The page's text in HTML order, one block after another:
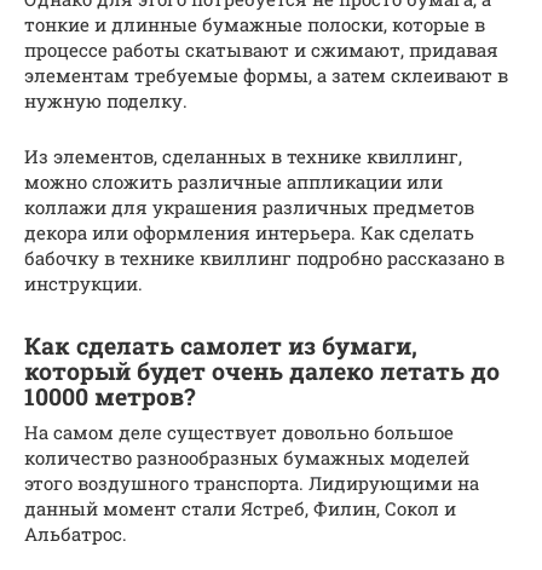
тонкие и длинные бумажные полоски, которые в
процессе работы скатывают и сжимают, придавая
элементам требуемые формы, а затем склеивают в
нужную поделку.
Из элементов, сделанных в технике квиллинг,
можно сложить различные аппликации или
коллажи для украшения различных предметов
декора или оформления интерьера. Как сделать
бабочку в технике квиллинг подробно рассказано в
инструкции.
Как сделать самолет из бумаги,
который будет очень далеко летать до
10000 метров?
На самом деле существует довольно большое
количество разнообразных бумажных моделей
этого воздушного транспорта. Лидирующими на
данный момент стали Ястреб, Филин, Сокол и
Альбатрос.